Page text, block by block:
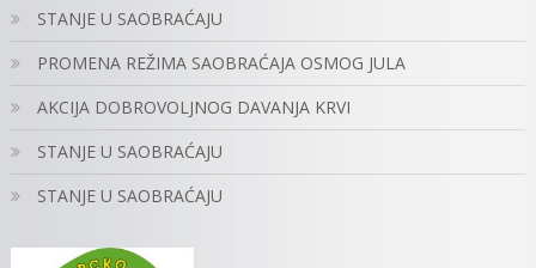
STANJE U SAOBRAĆAJU
PROMENA REŽIMA SAOBRAĆAJA OSMOG JULA
AKCIJA DOBROVOLJNOG DAVANJA KRVI
STANJE U SAOBRAĆAJU
STANJE U SAOBRAĆAJU